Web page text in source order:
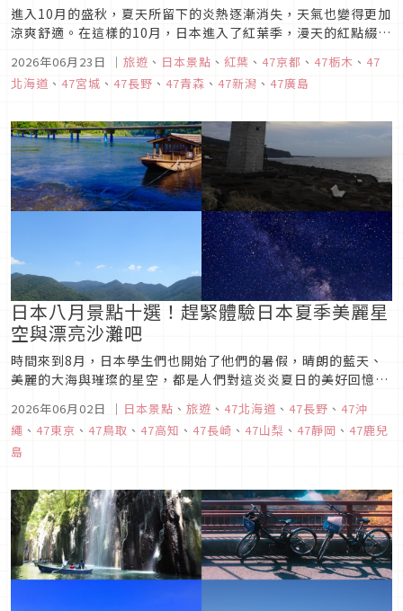
進入10月的盛秋，夏天所留下的炎熱逐漸消失，天氣也變得更加
涼爽舒適。在這樣的10月，日本進入了紅葉季，漫天的紅點綴了
本景點十選，一起尋找那些好玩又美麗的景點吧。
2026年06月23日 ｜ 旅遊 、 日本景點 、 紅葉 、 47京都 、 47栃木 、 47
北海道 、 47宮城 、 47長野 、 47青森 、 47新潟 、 47廣島
日本八月景點十選！趕緊體驗日本夏季美麗星
空與漂亮沙灘吧
時間來到8月，日本學生們也開始了他們的暑假，晴朗的藍天、
美麗的大海與璀璨的星空，都是人們對這炎炎夏日的美好回憶。
的盛夏時光吧。
2026年06月02日 ｜ 日本景點 、 旅遊 、 47北海道 、 47長野 、 47沖
繩 、 47東京 、 47鳥取 、 47高知 、 47長崎 、 47山梨 、 47靜岡 、 47鹿兒
島